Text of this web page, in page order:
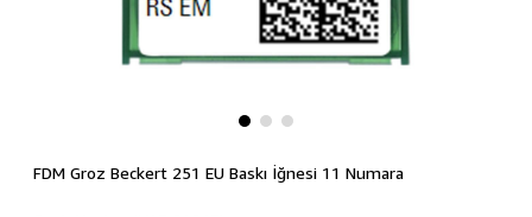
FDM Groz Beckert 251 EU Baskı İğnesi 11 Numara